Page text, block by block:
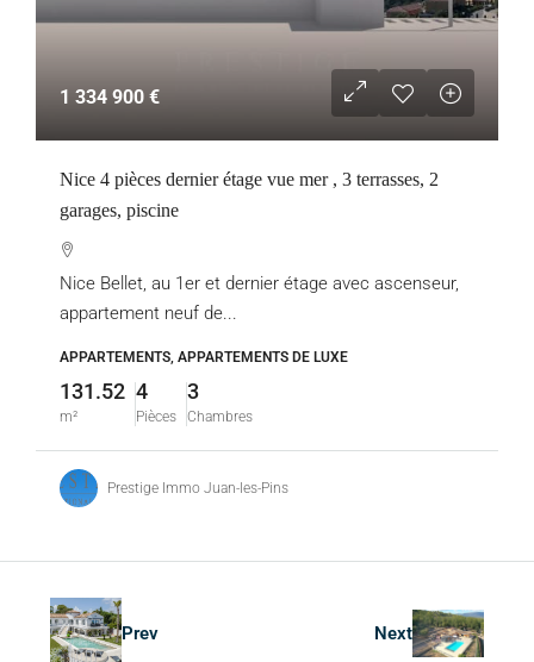
1 334 900 €
Nice 4 pièces dernier étage vue mer , 3 terrasses, 2
garages, piscine
Nice Bellet, au 1er et dernier étage avec ascenseur,
appartement neuf de...
APPARTEMENTS, APPARTEMENTS DE LUXE
131.52
m²
4
Pièces
3
Chambres
Prestige Immo Juan-les-Pins
Prev Next